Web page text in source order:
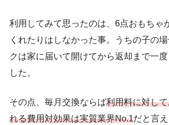
利用してみて思ったのは、6点おもちゃ
くれたりはしなかった事。うちの子の
クは家に届いて開けてから返却まで一
した。
その点、毎月交換ならば利用料に対し
れる費用対効果は実質業界No.1だと言え